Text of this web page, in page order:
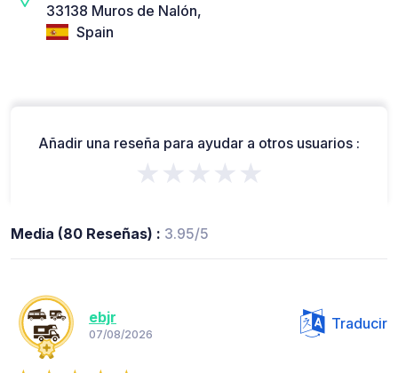
33138 Muros de Nalón,
Spain
Añadir una reseña para ayudar a otros usuarios :
★★★★★
Media (80 Reseñas) : 3.95/5
ebjr
07/08/2026
Traducir